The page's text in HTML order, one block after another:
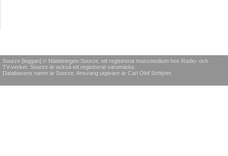
Sourze [loggan] © Nättidningen Sourze, ett registrerat massmedium hos Radio- och
TV-verket. Sourze är också ett registrerat varumärke.
Databasens namn är Sourze. Ansvarig utgivare är Carl Olof Schlyter.